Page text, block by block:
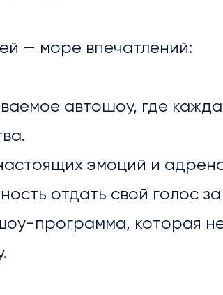
— море впечатлений:
автошоу, где
эмоций и
отдать свой голос
программа, которая